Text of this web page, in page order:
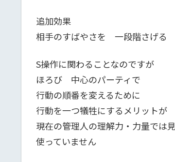
追加効果
相手のすばやさを 一段階さげる
S操作に関わることなのですが
ほろび 中心のパーティで
行動の順番を変えるために
行動を一つ犠牲にするメリットが
現在の管理人の理解力・力量では
使っていません